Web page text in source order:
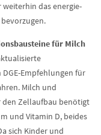
das energie-
für Milch
Empfehlungen für
Milch und
den Zellaufbau benötigt
und Vitamin D, beides
sich Kinder und